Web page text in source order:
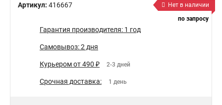
Артикул: 416667
Нет в наличии
по запросу
Гарантия производителя: 1 год
Самовывоз: 2 дня
Курьером от 490 ₽ 2-3 дней
Срочная доставка: 1 день